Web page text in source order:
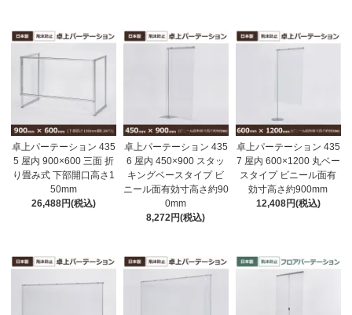
卓上パーテーション 435
5 屋内 900×600 三面 折
り畳み式 下部開口高さ1
50mm
26,488円(税込)
卓上パーテーション 435
6 屋内 450×900 スタッ
キングベースタイプ ビ
ニール面有効寸高さ約90
0mm
8,272円(税込)
卓上パーテーション 435
7 屋内 600×1200 丸ベー
スタイプ ビニール面有
効寸高さ約900mm
12,408円(税込)